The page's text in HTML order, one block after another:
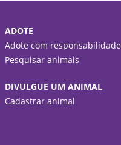
ADOTE
Adote com responsabilidade
Pesquisar animais
DIVULGUE UM ANIMAL
Cadastrar animal